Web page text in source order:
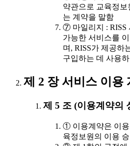
약관으로 교육정
는 계약을 말함
⑦ 마일리지 : RISS
가능한 서비스를
며, RISS가 제공하
구입하는 데 사용
제 2 장 서비스 이용
제 5 조 (이용계약의
① 이용계약은 이용
육정보원의 이용